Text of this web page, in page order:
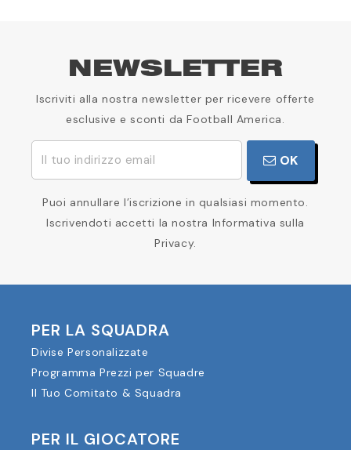
NEWSLETTER
Iscriviti alla nostra newsletter per ricevere offerte
esclusive e sconti da Football America.
OK
Puoi annullare l’iscrizione in qualsiasi momento.
Iscrivendoti accetti la nostra Informativa sulla
Privacy.
PER LA SQUADRA
Divise Personalizzate
Programma Prezzi per Squadre
Il Tuo Comitato & Squadra
PER IL GIOCATORE